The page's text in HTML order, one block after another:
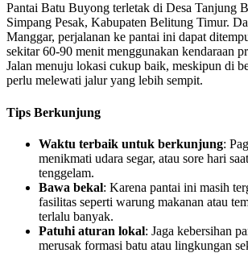
Pantai Batu Buyong terletak di Desa Tanjung
Simpang Pesak, Kabupaten Belitung Timur.
Manggar, perjalanan ke pantai ini dapat
sekitar 60-90 menit menggunakan kendaraan
Jalan menuju lokasi cukup baik, meskipun di
perlu melewati jalur yang lebih sempit.
Tips Berkunjung
Waktu terbaik untuk berkunjung:
menikmati udara segar, atau sore hari
tenggelam.
Bawa bekal: Karena pantai ini masih
fasilitas seperti warung makanan atau
terlalu banyak.
Patuhi aturan lokal: Jaga kebersihan
merusak formasi batu atau lingkungan